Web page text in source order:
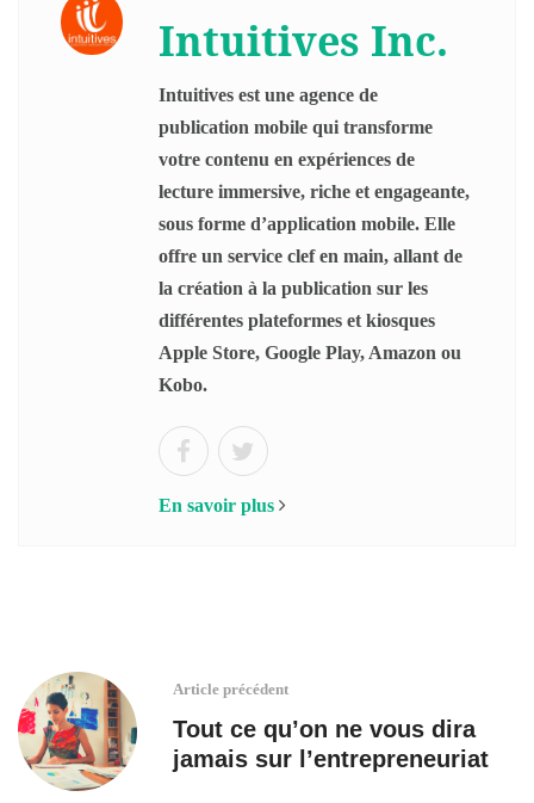
Intuitives Inc.
Intuitives est une agence de
publication mobile qui transforme
votre contenu en expériences de
lecture immersive, riche et engageante,
sous forme d’application mobile. Elle
offre un service clef en main, allant de
la création à la publication sur les
différentes plateformes et kiosques
Apple Store, Google Play, Amazon ou
Kobo.
En savoir plus
Article précédent
Tout ce qu’on ne vous dira
jamais sur l’entrepreneuriat